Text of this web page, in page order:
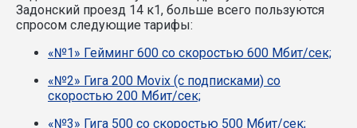
Задонский проезд 14 к1, больше всего пользуются
спросом следующие тарифы:
«№1» Гейминг 600 со скоростью 600 Мбит/сек;
«№2» Гига 200 Movix (с подписками) со
скоростью 200 Мбит/сек;
«№3» Гига 500 со скоростью 500 Мбит/сек;